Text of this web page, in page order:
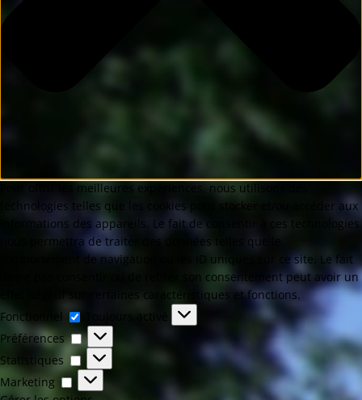
Pour offrir les meilleures expériences, nous utilisons des
technologies telles que les cookies pour stocker et/ou accéder aux
informations des appareils. Le fait de consentir à ces technologies
nous permettra de traiter des données telles que le
comportement de navigation ou les ID uniques sur ce site. Le fait
de ne pas consentir ou de retirer son consentement peut avoir un
effet négatif sur certaines caractéristiques et fonctions.
Fonctionnel
Toujours activé
Préférences
Statistiques
Marketing